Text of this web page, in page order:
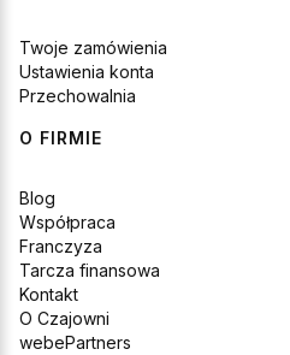
Twoje zamówienia
Ustawienia konta
Przechowalnia
O FIRMIE
Blog
Współpraca
Franczyza
Tarcza finansowa
Kontakt
O Czajowni
webePartners